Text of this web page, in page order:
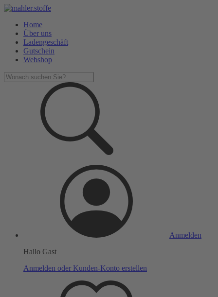
Home
Über uns
Ladengeschäft
Gutschein
Webshop
Anmelden
Hallo Gast
Anmelden oder Kunden-Konto erstellen